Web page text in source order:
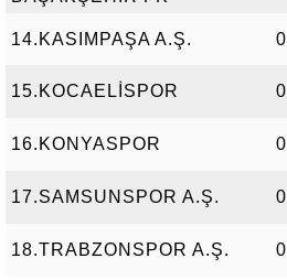
14.KASIMPAŞA A.Ş. 0
15.KOCAELİSPOR 0
16.KONYASPOR 0
17.SAMSUNSPOR A.Ş. 0
18.TRABZONSPOR A.Ş. 0